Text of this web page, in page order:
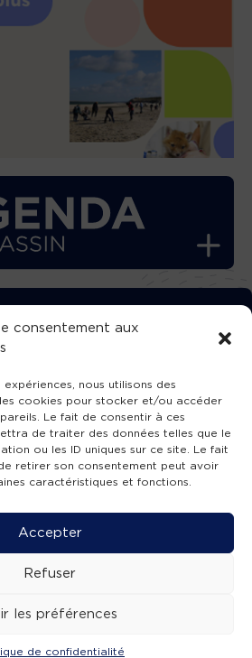
consentement aux
nous utilisons des
cookies pour stocker et/ou accéder
Le fait de consentir à ces
de traiter des données telles que le
ou les ID uniques sur ce site. Le fait
retirer son consentement peut avoir
caractéristiques et fonctions.
Accepter
Refuser
les préférences
de confidentialité
AGENDA
GRATUITEMENT
TVBA !
NOUS !
-Accessibilité